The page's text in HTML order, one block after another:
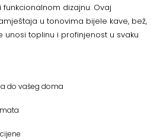
dizajnu. Ovaj
u tonovima bijele kave, bež,
toplinu i profinjenost u svaku
do vašeg doma